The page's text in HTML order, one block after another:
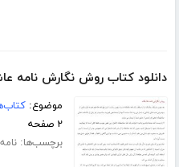
دانلود کتاب روش نگارش نامه
موضوع:
۲ صفحه
برچسب‌ها: